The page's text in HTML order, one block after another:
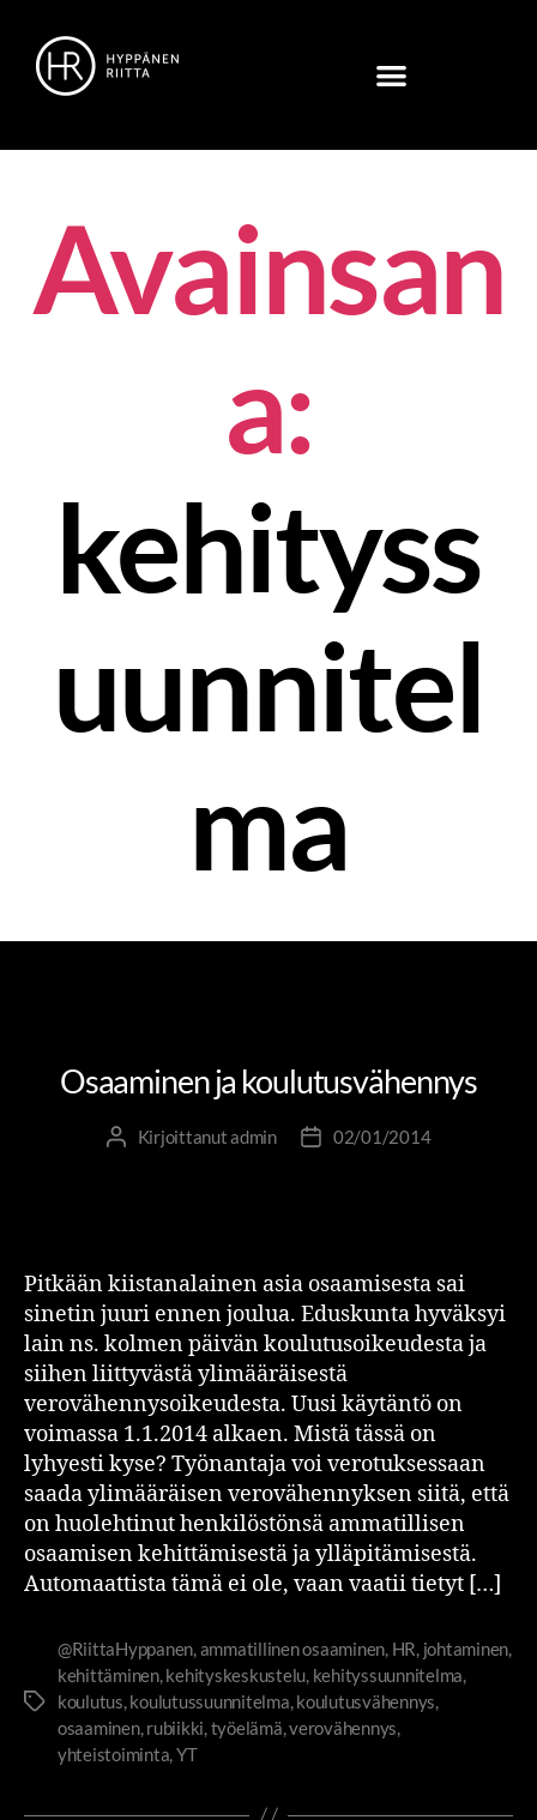
Avainsan
a:
kehityss
uunnitel
ma
Osaaminen ja koulutusvähennys
Kirjoittanutadmin 02/01/2014
Pitkään kiistanalainen asia osaamisesta sai
sinetin juuri ennen joulua. Eduskunta hyväksyi
lain ns. kolmen päivän koulutusoikeudesta ja
siihen liittyvästä ylimääräisestä
verovähennysoikeudesta. Uusi käytäntö on
voimassa 1.1.2014 alkaen. Mistä tässä on
lyhyesti kyse? Työnantaja voi verotuksessaan
saada ylimääräisen verovähennyksen siitä, että
on huolehtinut henkilöstönsä ammatillisen
osaamisen kehittämisestä ja ylläpitämisestä.
Automaattista tämä ei ole, vaan vaatii tietyt […]
@RiittaHyppanen,ammatillinen osaaminen, HR, johtaminen,
kehittäminen,kehityskeskustelu, kehityssuunnitelma,
koulutus,koulutussuunnitelma,koulutusvähennys,
osaaminen,rubiikki,työelämä,verovähennys,
yhteistoiminta,YT